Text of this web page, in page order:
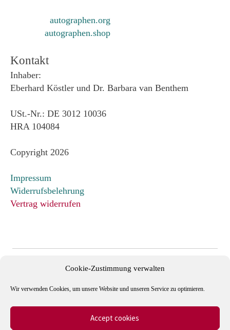
Cookie-Zustimmung verwalten
Wir verwenden Cookies, um unsere Website und unseren Service zu optimieren.
Accept cookies
autographen.org
autographen.shop
Kontakt
Inhaber:
Eberhard Köstler und Dr. Barbara van Benthem
USt.-Nr.: DE 3012 10036
HRA 104084
Copyright 2026
Impressum
Widerrufsbelehrung
Vertrag widerrufen